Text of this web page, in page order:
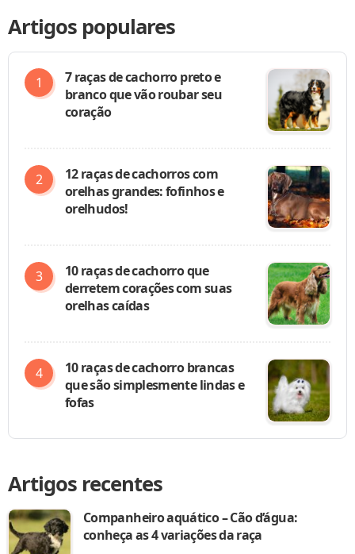
Artigos populares
7 raças de cachorro preto e
branco que vão roubar seu
coração
12 raças de cachorros com
orelhas grandes: fofinhos e
orelhudos!
10 raças de cachorro que
derretem corações com suas
orelhas caídas
10 raças de cachorro brancas
que são simplesmente lindas e
fofas
Artigos recentes
Companheiro aquático – Cão d’água:
conheça as 4 variações da raça